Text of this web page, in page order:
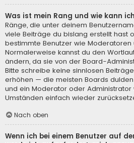
Was ist mein Rang und wie kann
Ränge, die unter deinem
viele Beiträge du bislang erstellt hast
bestimmte Benutzer wie Moderatoren
Normalerweise kannst du den
ändern, da sie von der Board-
Bitte schreibe keine sinnlosen
erhöhen — die meisten Boards
und ein Moderator oder
Umständen einfach wieder
Nach oben
Wenn ich bei einem Benutzer auf